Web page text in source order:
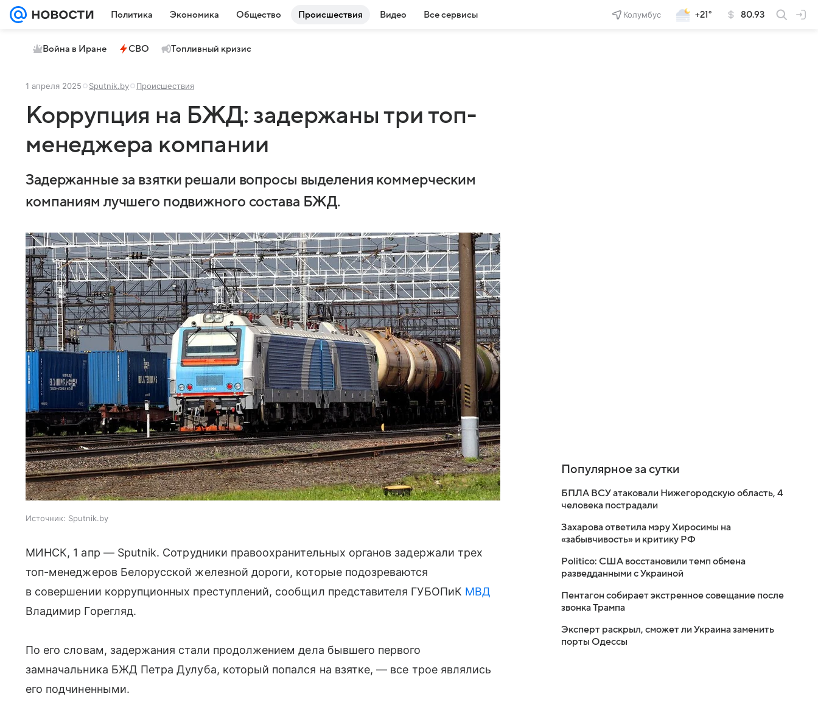
Политика Экономика Общество Происшествия Видео Все сервисы Колумбус +21° 80.93
Война в Иране СВО Топливный кризис
1 апреля 2025 Sputnik.by Происшествия
Коррупция на БЖД: задержаны три топ-
менеджера компании
Задержанные за взятки решали вопросы выделения коммерческим
компаниям лучшего подвижного состава БЖД.
Источник: Sputnik.by
МИНСК, 1 апр — Sputnik. Сотрудники правоохранительных органов задержали трех
топ-менеджеров Белорусской железной дороги, которые подозреваются
в совершении коррупционных преступлений, сообщил представителя ГУБОПиК МВД
Владимир Горегляд.
По его словам, задержания стали продолжением дела бывшего первого
замначальника БЖД Петра Дулуба, который попался на взятке, — все трое являлись
его подчиненными.
Популярное за сутки
БПЛА ВСУ атаковали Нижегородскую область, 4
человека пострадали
Захарова ответила мэру Хиросимы на
«забывчивость» и критику РФ
Politico: США восстановили темп обмена
разведданными с Украиной
Пентагон собирает экстренное совещание после
звонка Трампа
Эксперт раскрыл, сможет ли Украина заменить
порты Одессы